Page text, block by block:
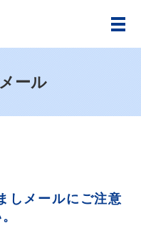
メ
ール
しメールにご注意